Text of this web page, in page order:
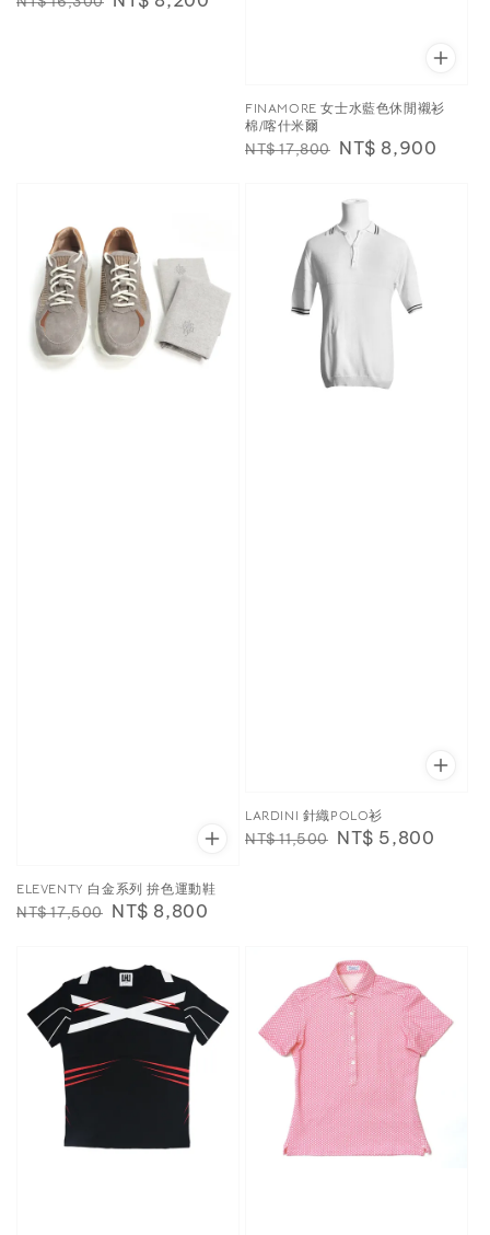
FINAMORE 女士水藍色休閒襯衫
棉/喀什米爾
Regular
NT$ 17,800 Sale
NT$ 8,900
ELEVENTY 白金系列 拚色運動鞋
Regular
NT$ 17,500 Sale
NT$ 8,800
LARDINI 針織POLO衫
Regular
NT$ 11,500 Sale
NT$ 5,800